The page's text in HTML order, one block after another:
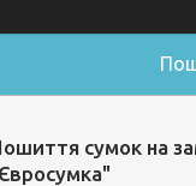
сумок на